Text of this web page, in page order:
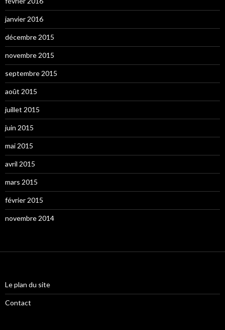
janvier 2016
décembre 2015
novembre 2015
septembre 2015
août 2015
juillet 2015
juin 2015
mai 2015
avril 2015
mars 2015
février 2015
novembre 2014
Le plan du site
Contact